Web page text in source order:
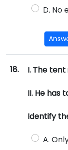
D. No
18. I. The
II. He has
Identify
A.